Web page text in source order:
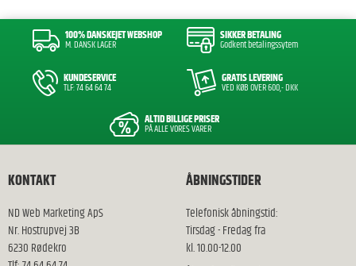
100% DANSKEJET WEBSHOP
M. DANSK LAGER
SIKKER BETALING
Godkent betalingssytem
KUNDESERVICE
TLF: 74 64 64 74
GRATIS LEVERING
VED KØB OVER 600,- DKK
ALTID BILLIGE PRISER
PÅ ALLE VORES VARER
KONTAKT
ND Web Marketing ApS
Nr. Hostrupvej 3B
6230 Rødekro
ÅBNINGSTIDER
Telefonisk åbningstid:
Tirsdag - Fredag fra
kl. 10.00-12.00